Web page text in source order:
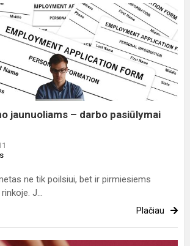
jaunuoliams – darbo pasiūlymai
ne tik poilsiui, bet ir pirmiesiems
J...
Plačiau